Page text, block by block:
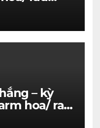
HCM.
– kỳ
hoa/ rau
HCM.